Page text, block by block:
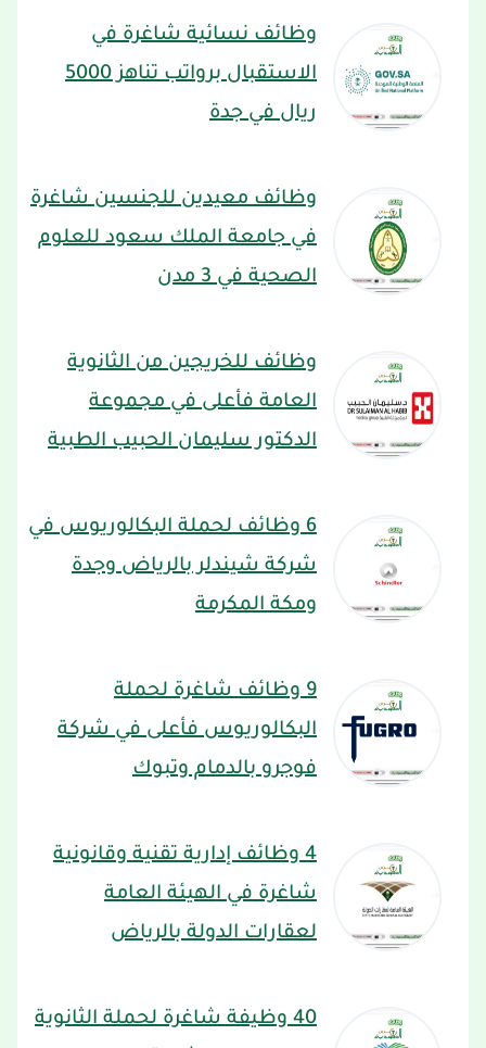
وظائف نسائية شاغرة في
الاستقبال برواتب تناهز 5000
ريال في جدة
وظائف معيدين للجنسين شاغرة
في جامعة الملك سعود للعلوم
الصحية في 3 مدن
وظائف للخريجين من الثانوية
العامة فأعلى في مجموعة
الدكتور سليمان الحبيب الطبية
6 وظائف لحملة البكالوريوس في
شركة شيندلر بالرياض وجدة
ومكة المكرمة
9 وظائف شاغرة لحملة
البكالوريوس فأعلى في شركة
فوجرو بالدمام وتبوك
4 وظائف إدارية تقنية وقانونية
شاغرة في الهيئة العامة
لعقارات الدولة بالرياض
40 وظيفة شاغرة لحملة الثانوية